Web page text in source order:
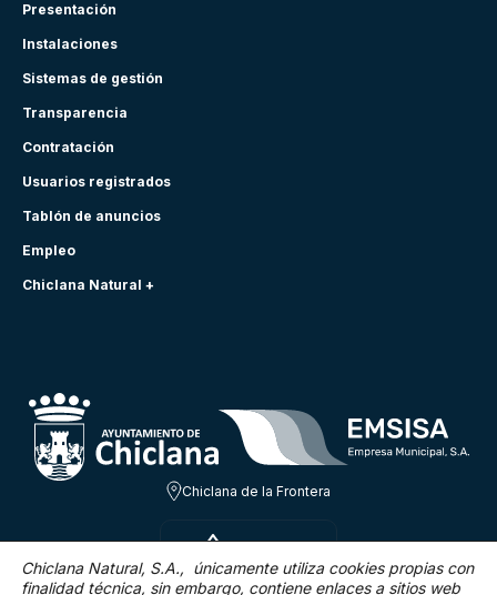
Presentación
Instalaciones
Sistemas de gestión
Transparencia
Contratación
Usuarios registrados
Tablón de anuncios
Empleo
Chiclana Natural +
Chiclana de la Frontera
JUE 6 AGO
28ºC
Chiclana Natural, S.A., únicamente utiliza cookies propias con
finalidad técnica, sin embargo, contiene enlaces a sitios web